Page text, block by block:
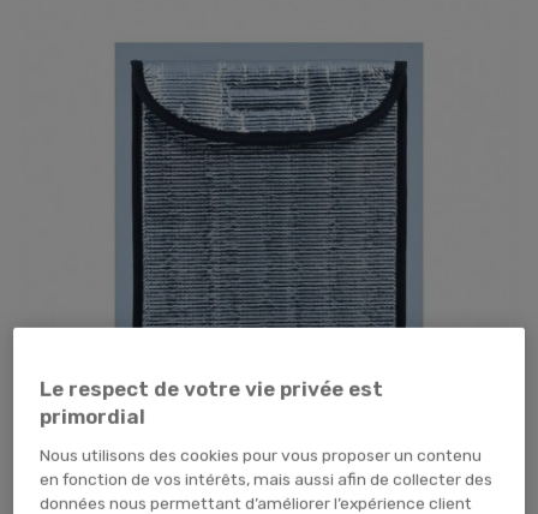
Le respect de votre vie privée est
primordial
Nous utilisons des cookies pour vous proposer un contenu
en fonction de vos intérêts, mais aussi afin de collecter des
données nous permettant d’améliorer l’expérience client